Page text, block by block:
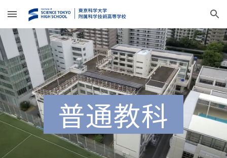
Skip to main content Skip to navigation
普通教科